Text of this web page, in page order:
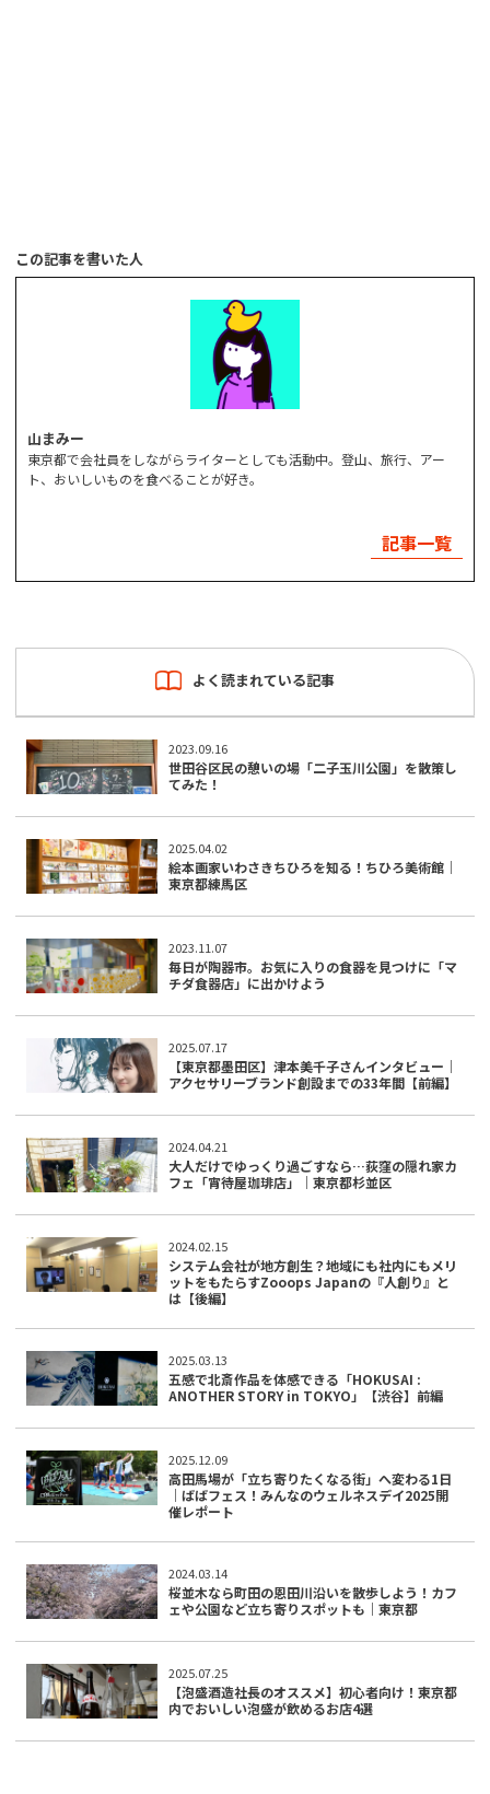
この記事を書いた人
山まみー
東京都で会社員をしながらライターとしても活動中。登山、旅行、アー
ト、おいしいものを食べることが好き。
記事一覧
よく読まれている記事
2023.09.16
世田谷区民の憩いの場「二子玉川公園」を散策し
てみた！
2025.04.02
絵本画家いわさきちひろを知る！ちひろ美術館｜
東京都練馬区
2023.11.07
毎日が陶器市。お気に入りの食器を見つけに「マ
チダ食器店」に出かけよう
2025.07.17
【東京都墨田区】津本美千子さんインタビュー｜
アクセサリーブランド創設までの33年間【前編】
2024.04.21
大人だけでゆっくり過ごすなら…荻窪の隠れ家カ
フェ「宵待屋珈琲店」｜東京都杉並区
2024.02.15
システム会社が地方創生？地域にも社内にもメリ
ットをもたらすZooops Japanの『人創り』と
は【後編】
2025.03.13
五感で北斎作品を体感できる「HOKUSAI :
ANOTHER STORY in TOKYO」【渋谷】前編
2025.12.09
高田馬場が「立ち寄りたくなる街」へ変わる1日
｜ばばフェス！みんなのウェルネスデイ2025開
催レポート
2024.03.14
桜並木なら町田の恩田川沿いを散歩しよう！カフ
ェや公園など立ち寄りスポットも｜東京都
2025.07.25
【泡盛酒造社長のオススメ】初心者向け！東京都
内でおいしい泡盛が飲めるお店4選